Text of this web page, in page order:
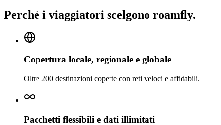
Perché i viaggiatori scelgono roamfly.
Copertura locale, regionale e globale
Oltre 200 destinazioni coperte con reti veloci e affidabili.
Pacchetti flessibili e dati illimitati